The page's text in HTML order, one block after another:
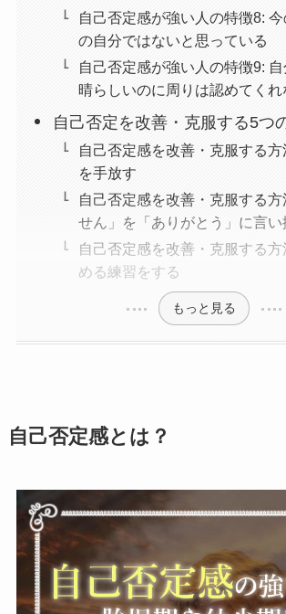
自己否定感が強い人の特徴8:
の自分ではないと思っている
自己否定感が強い人の特徴9:
晴らしいのに周りは認めてくれ
自己否定を改善・克服する5つ
自己否定感を改善・克服する
を手放す
自己否定感を改善・克服する方
せん」を「ありがとう」に言い
自己否定感を改善・克服する
める練習をする
もっと見る
自己否定感とは？